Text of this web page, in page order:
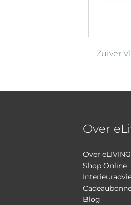
Zuiver
Over
Over eLIVING
Shop Online
Blog